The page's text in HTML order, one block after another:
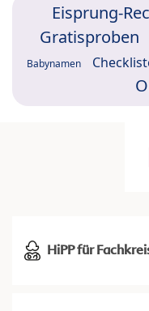
Eisprung-
Gratisproben
Babynamen
HiPP für